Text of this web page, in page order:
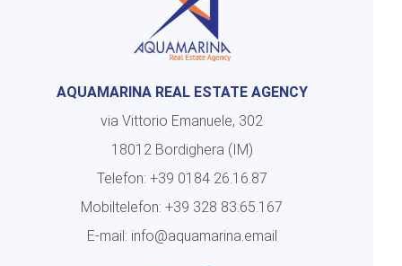
AQUAMARINA REAL ESTATE AGENCY
via Vittorio Emanuele, 302
18012 Bordighera (IM)
Telefon: +39 0184 26.16.87
Mobiltelefon: +39 328 83.65.167
E-mail: info@aquamarina.email